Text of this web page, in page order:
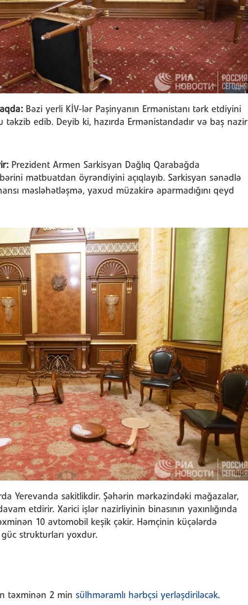
Bəzi yerli KİV-lər Paşinyanın Ermənistanı tərk etdiyini
edib. Deyib ki, hazırda Ermənistandadır və baş nazir
Prezident Armen Sarkisyan Dağlıq Qarabağda
mətbuatdan öyrəndiyini açıqlayıb. Sarkisyan sənədlə
məsləhətləşmə, yaxud müzakirə aparmadığını qeyd
Yerevanda sakitlikdir. Şəhərin mərkəzindəki mağazalar,
etdirir. Xarici işlər nazirliyinin binasının yaxınlığında
10 avtomobil keşik çəkir. Həmçinin küçələrdə
strukturları yoxdur.
təxminən 2 min sülhməramlı hərbçsi yerləşdiriləcək.